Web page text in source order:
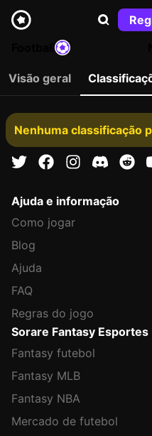
Visão geral
Nenhuma classificação
Ajuda e informação
Como jogar
Blog
Ajuda
FAQ
Regras do jogo
Sorare Fantasy Esportes
Fantasy futebol
Fantasy MLB
Fantasy NBA
Mercado de futebol